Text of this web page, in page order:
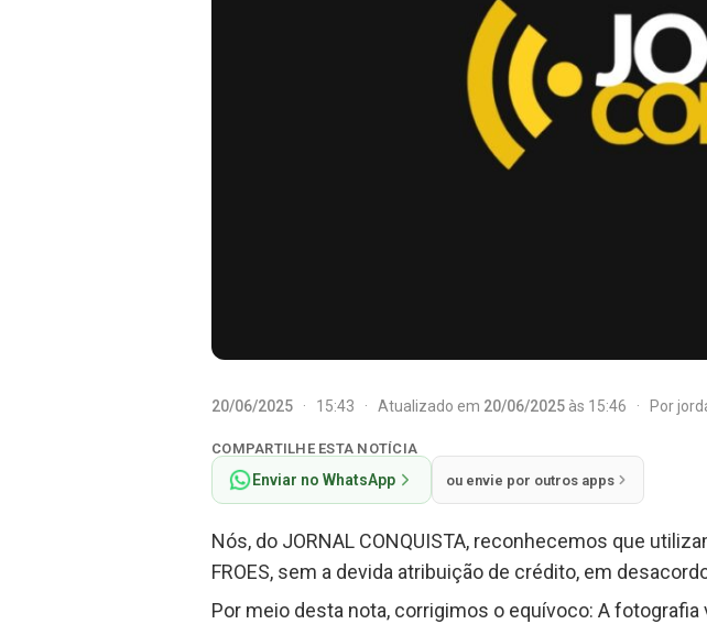
20/06/2025 · 15:43 · Atualizado em 20/06/2025 às 15:46 · Por
COMPARTILHE ESTA NOTÍCIA
Enviar no WhatsApp ou envie por outros apps
Nós, do JORNAL CONQUISTA, reconhecemos que
FROES, sem a devida atribuição de crédito, em
Por meio desta nota, corrigimos o equívoco: A